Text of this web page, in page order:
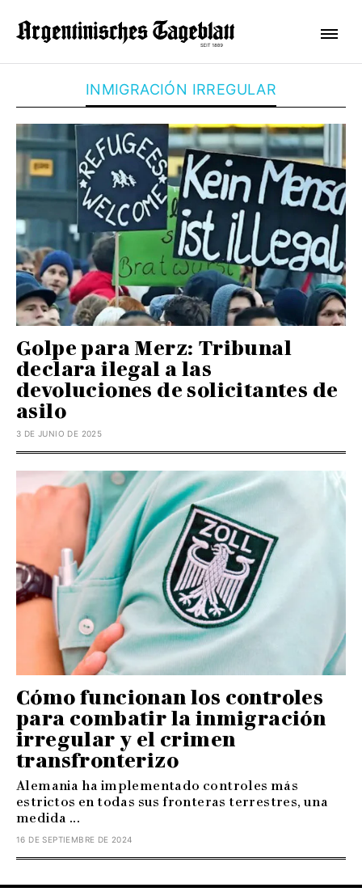
INMIGRACIÓN IRREGULAR
Golpe para Merz: Tribunal
declara ilegal a las
devoluciones de solicitantes de
asilo
3 DE JUNIO DE 2025
Cómo funcionan los controles
para combatir la inmigración
irregular y el crimen
transfronterizo
Alemania ha implementado controles más
estrictos en todas sus fronteras terrestres, una
medida ...
16 DE SEPTIEMBRE DE 2024